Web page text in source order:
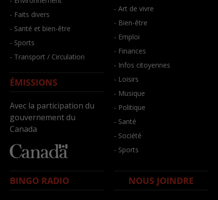
- Faits divers
- Santé et bien-être
- Sports
- Transport / Circulation
ÉMISSIONS
Avec la participation du
gouvernement du
Canada
- Art de vivre
- Bien-être
- Emploi
- Finances
- Infos citoyennes
- Loisirs
- Musique
- Politique
- Santé
- Société
- Sports
BINGO RADIO NOUS JOINDRE